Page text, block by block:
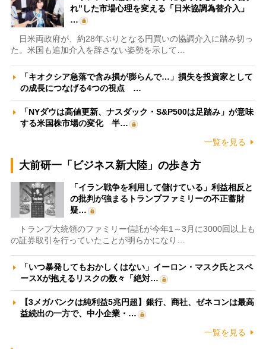
れ”した市場心理を変える「日米協調為替介入」
…
日米両政府が、約28年ぶりとなる円買いの協調介入に踏み切っ
た。米国も追加介入を辞さない姿勢を示して…
「キオクシア急落で含み損が膨らんで…」損失を投資家として
の成長につなげる4つの視点 …
「NYダウは高値更新、ナスダック・S&P500は足踏み」が意味
する米国株市場の変化 半…
一覧を見る
大前研一「ビジネス新大陸」の歩き方
「イラン戦争を利用して儲けている」利益相反と
の批判が強まるトランプファミリーの不正蓄財
疑…
トランプ大統領のファミリー信託が今年1～3月に3000回以上も
の証券取引を行っていたことが明らかになり…
「いつ暴発してもおかしくはない」イーロン・マスク氏とスペ
ースXが抱えるリスクの数々「絶対…
【3メガバンクは純利益5兆円超】銀行、商社、ゼネコンは最高
益続出の一方で、中小企業・…
一覧を見る